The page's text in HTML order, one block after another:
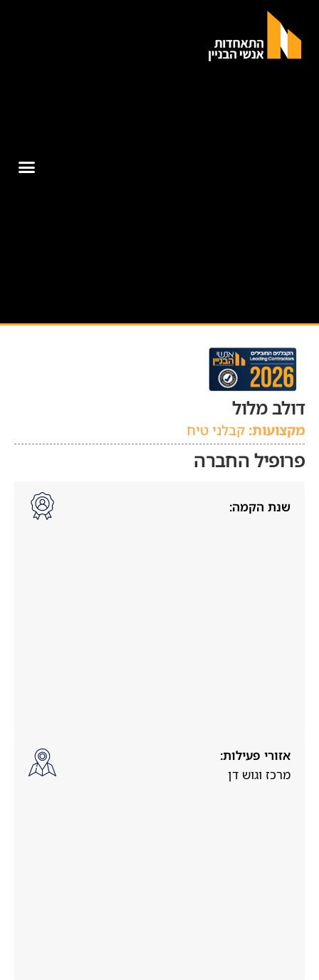
דולב מלול
מקצועות: קבלני טיח
פרופיל החברה
שנת הקמה:
אזורי פעילות:
מרכז וגוש דן